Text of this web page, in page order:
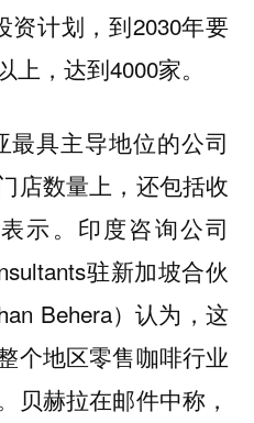
资计划，到2030年要
，达到4000家。
最具主导地位的公司
店数量上，还包括收
示。印度咨询公司
驻新加坡合伙
Behera）认为，这
个地区零售咖啡行业
贝赫拉在邮件中称，